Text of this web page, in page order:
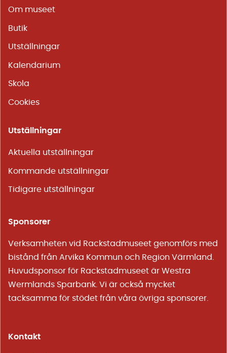
Om museet
Butik
Utställningar
Kalendarium
Skola
Cookies
Utställningar
Aktuella utställningar
Kommande utställningar
Tidigare utställningar
Sponsorer
Verksamheten vid Rackstadmuseet genomförs med
bistånd från Arvika Kommun och Region Värmland.
Huvudsponsor för Rackstadmuseet är Westra
Wermlands Sparbank. Vi är också mycket
tacksamma för stödet från våra övriga sponsorer.
Kontakt